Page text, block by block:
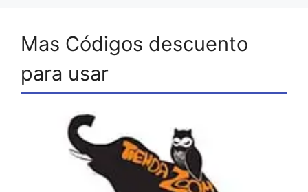
Mas Códigos descuento
para usar